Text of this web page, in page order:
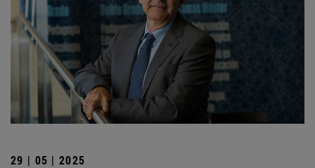
29 | 05 | 2025